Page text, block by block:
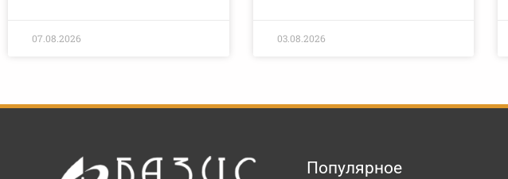
07.08.2026 03.08.2026
Популярное